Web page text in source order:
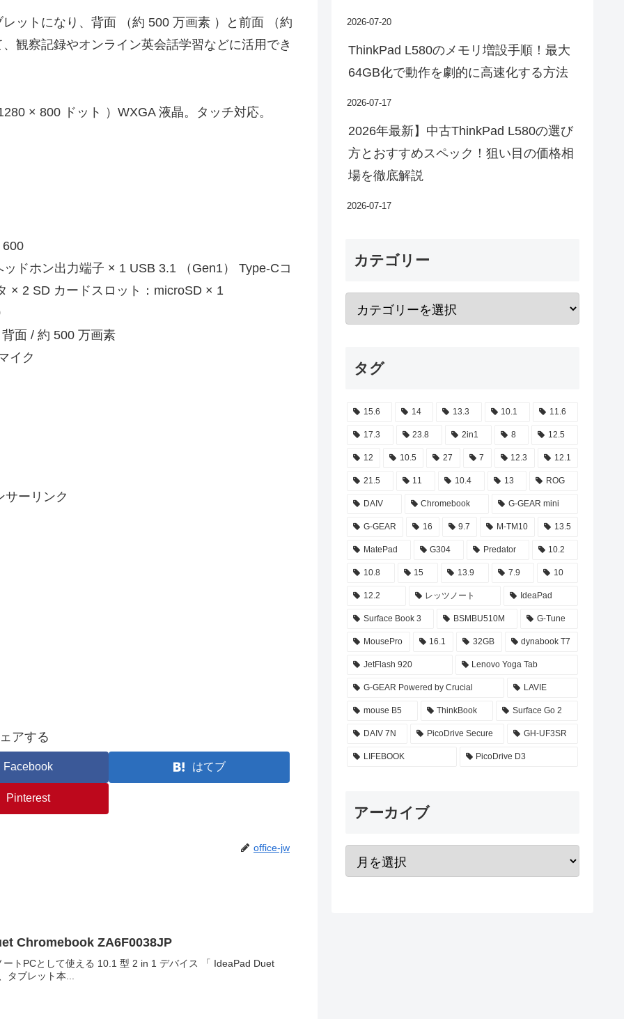
ットになり、背面 （約 500 万画素 ）と前面 （約
観察記録やオンライン英会話学習などに活用でき
× 800 ドット ）WXGA 液晶。タッチ対応。
600
ドホン出力端子 × 1 USB 3.1 （Gen1） Type-Cコ
× 2 SD カードスロット：microSD × 1
面 / 約 500 万画素
イク
サーリンク
アする
Facebook はてブ
Pinterest
office-jw
Chromebook ZA6F0038JP
トPCとして使える 10.1 型 2 in 1 デバイス 「 IdeaPad Duet
タブレット本...
2026-07-20
ThinkPad L580のメモリ増設手順！最大
64GB化で動作を劇的に高速化する方法
2026-07-17
2026年最新】中古ThinkPad L580の選び
方とおすすめスペック！狙い目の価格相
場を徹底解説
2026-07-17
カテゴリー
タグ
15.6 14 13.3 10.1 11.6
17.3 23.8 2in1 8 12.5
12 10.5 27 7 12.3 12.1
21.5 11 10.4 13 ROG
DAIV Chromebook G-GEAR mini
G-GEAR 16 9.7 M-TM10 13.5
MatePad G304 Predator 10.2
10.8 15 13.9 7.9 10
12.2 レッツノート IdeaPad
Surface Book 3 BSMBU510M G-Tune
MousePro 16.1 32GB dynabook T7
JetFlash 920 Lenovo Yoga Tab
G-GEAR Powered by Crucial LAVIE
mouse B5 ThinkBook Surface Go 2
DAIV 7N PicoDrive Secure GH-UF3SR
LIFEBOOK PicoDrive D3
アーカイブ